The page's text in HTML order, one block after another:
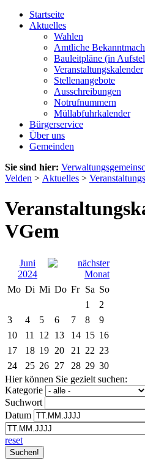
Startseite
Aktuelles
Wahlen
Amtliche
Bauleitpläne (in
Veranstaltungskalender
Stellenangebote
Ausschreibungen
Notrufnummern
Müllabfuhrkalender
Bürgerservice
Über uns
Gemeinden
Sie sind hier:
Velden > Aktuelles >
VGem
Juni
2024
Mo Di Mi Do Fr Sa So
1
2
3
4 5 6 7 8
9
10
11 12 13 14 15 16
17
18 19 20 21 22 23
24
25 26 27 28 29 30
Hier können Sie gezielt suchen:
Kategorie
Suchwort
Datum
reset